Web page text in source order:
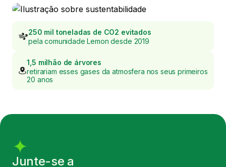
250 mil toneladas de CO2 evitados
pela comunidade Lemon desde 2019
1,5 milhão de árvores
retirariam esses gases da atmosfera nos seus primeiros
20 anos
Junte-se a